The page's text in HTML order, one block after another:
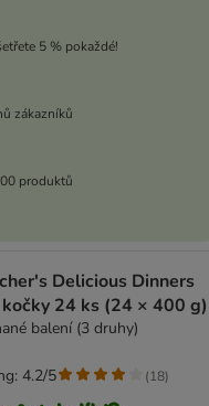
5 % pokaždé!
zákazníků
produktů
Delicious Dinners
24 ks (24 × 400 g)
balení (3 druhy)
4.2/5 (18)